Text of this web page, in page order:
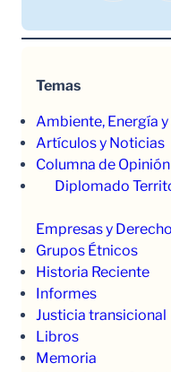
Temas
Ambiente, Energía
Artículos y Noticias
Columna de Opinión
Diplomado
Empresas y
Grupos Étnicos
Historia Reciente
Informes
Justicia transicional
Libros
Memoria